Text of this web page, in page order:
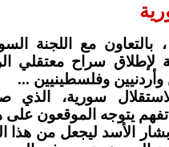
مع اللجنة
لإطلاق سراح معتقلي
وفلسطينيين ...
سورية، الذي
يتوجه الموقعون على
الأسد ليجعل من هذا